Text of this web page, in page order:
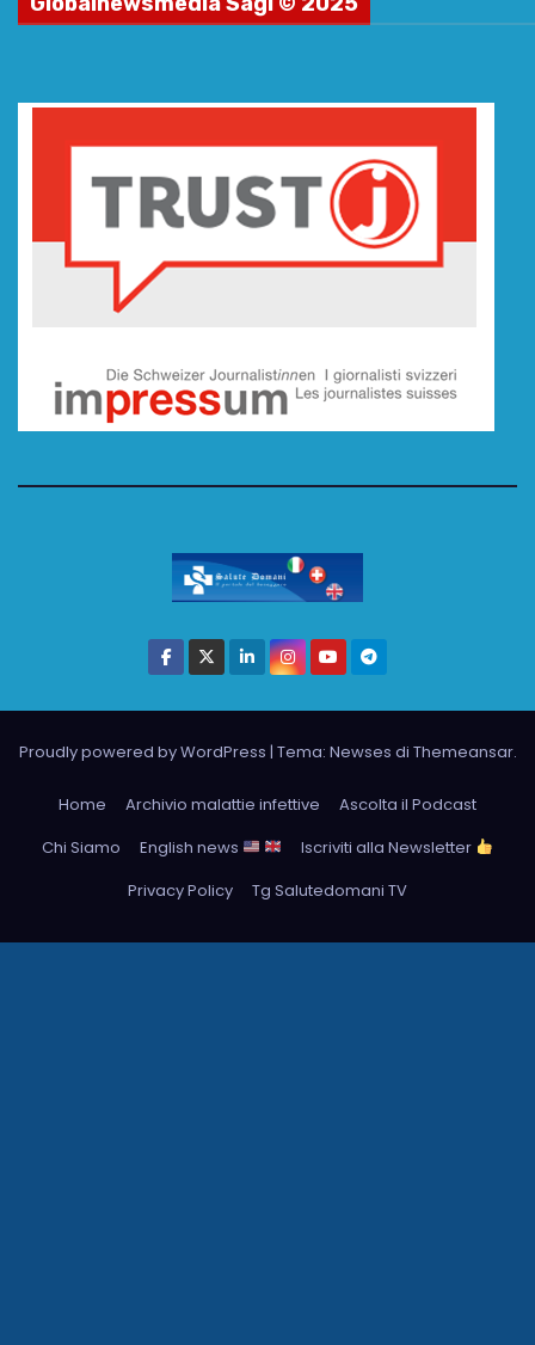
Proudly powered by WordPress | Tema: Newses di Themeansar.
Home Archivio malattie infettive
Ascolta il Podcast
Chi Siamo
English news
Iscriviti alla Newsletter
Privacy Policy
Tg Salutedomani TV